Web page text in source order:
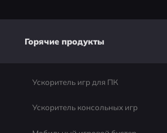
Горячие продукты
Ускоритель игр для ПК
Ускоритель консольных игр